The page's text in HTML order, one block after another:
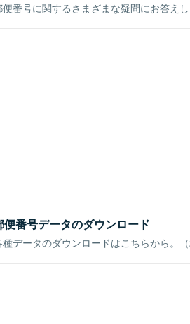
便番号に関するさまざまな疑問にお答えし
便番号データのダウンロード
種データのダウンロードはこちらから。